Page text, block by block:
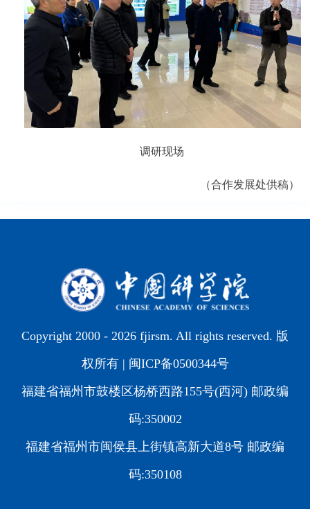
调研现场
（合作发展处供稿）
Copyright 2000 - 2026 fjirsm. All rights reserved. 版
权所有 | 闽ICP备0500344号
福建省福州市鼓楼区杨桥西路155号(西河) 邮政编
码:350002
福建省福州市闽侯县上街镇高新大道8号 邮政编
码:350108